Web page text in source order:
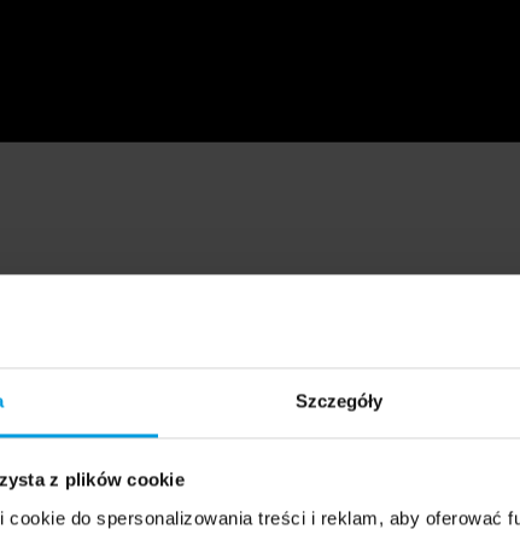
Szczegóły
z plików cookie
do spersonalizowania treści i reklam, aby oferować